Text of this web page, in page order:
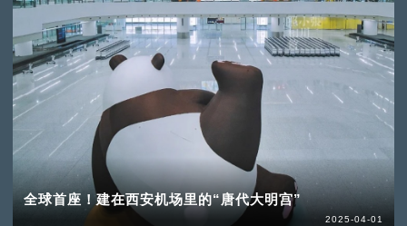
全球首座！建在西安机场里的“唐代大明宫”
2025-04-01